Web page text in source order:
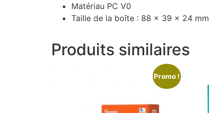
Matériau PC V0
Taille de la boîte : 88 x 39 x 24 mm
Produits similaires
Promo !